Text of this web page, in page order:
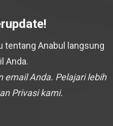
tentang Anabul langsung
Anda.
email Anda. Pelajari lebih
Privasi kami.